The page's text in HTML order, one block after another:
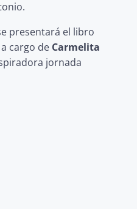
presentará el libro
cargo de Carmelita
jornada